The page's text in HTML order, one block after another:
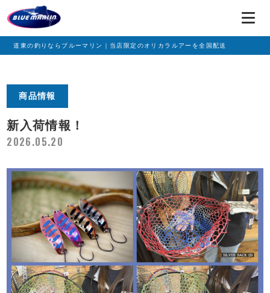
道東の釣りならブルーマリン｜当店限定のオリカラルアーを全国配送
商品情報
新入荷情報！
2026.05.20